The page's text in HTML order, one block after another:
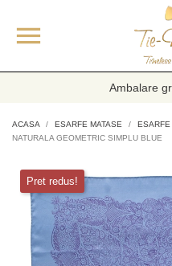

Ambalare
ACASA ESARFE MATASE ESARFE
NATURALA GEOMETRIC SIMPLU BLUE
Pret redus!